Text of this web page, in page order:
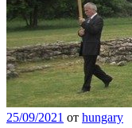
25/09/2021 от hungary